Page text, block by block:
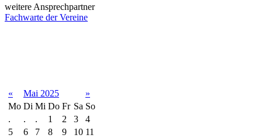
weitere Ansprechpartner
Fachwarte der Vereine
« Mai 2025
»
Mo Di Mi Do Fr Sa So
.
. . 1 2 3
4
5
6 7 8 9 10 11